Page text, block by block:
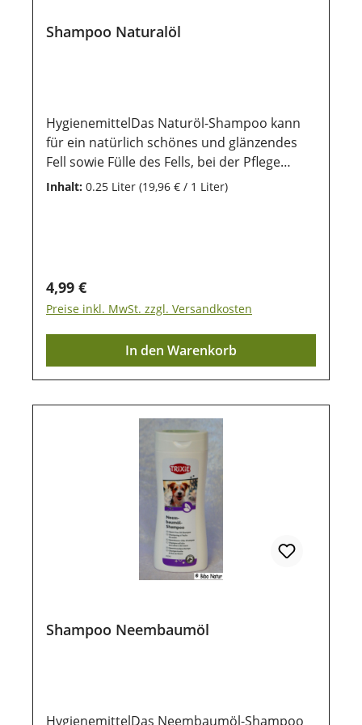
Shampoo Naturalöl
HygienemittelDas Naturöl-Shampoo kann
für ein natürlich schönes und glänzendes
Fell sowie Fülle des Fells, bei der Pflege
deines Hundes sorgen. Es enthält
und der größe des Hundes entsprechend,
auf das nasse Fell gut verteilen und mit
lauwarmem Wasser wieder gründlich
auswaschen. Danach solltest du deinen
Hund gut trockenreiben und vor Zugluft
schützem LagerungDamit unsere Produkte
bleiben, ist eine trockene und luftdichte
Aufbewahrung wichtig. Ebenso sollten sie
vor direkter Sonneneinstrahlung geschützt
werden, damit die wertvollen Inhaltsstoffe
lange erhalten bleiben.
Inhalt: 0.25 Liter (19,96 € / 1 Liter)
Regulärer Preis:
4,99 €
Preise inkl. MwSt. zzgl. Versandkosten
In den Warenkorb
Shampoo Neembaumöl
HygienemittelDas Neembaumöl-Shampoo